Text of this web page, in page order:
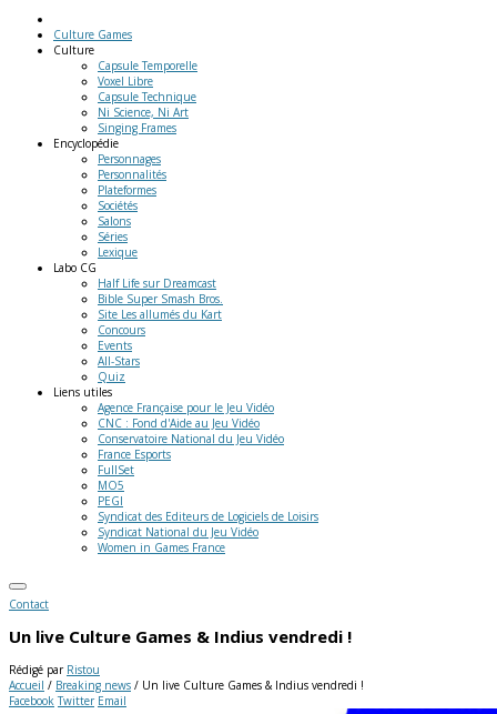
Culture Games
Culture
Capsule Temporelle
Voxel Libre
Capsule Technique
Ni Science, Ni Art
Singing Frames
Encyclopédie
Personnages
Personnalités
Plateformes
Sociétés
Salons
Séries
Lexique
Labo CG
Half Life sur Dreamcast
Bible Super Smash Bros.
Site Les allumés du Kart
Concours
Events
All-Stars
Quiz
Liens utiles
Agence Française pour le Jeu Vidéo
CNC : Fond d'Aide au Jeu Vidéo
Conservatoire National du Jeu Vidéo
France Esports
FullSet
MO5
PEGI
Syndicat des Editeurs de Logiciels de Loisirs
Syndicat National du Jeu Vidéo
Women in Games France
Contact
Un live Culture Games & Indius vendredi !
Rédigé par Ristou
Accueil / Breaking news / Un live Culture Games & Indius vendredi !
Facebook Twitter Email